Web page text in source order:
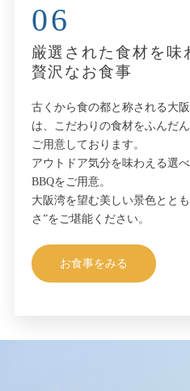
06
厳選された食材を味
贅沢なお食事
古くから食の都と称される大
は、こだわりの食材をふんだ
ご用意しております。
アウトドア気分を味わえる選
BBQをご用意。
大阪湾を望む美しい景色とと
さ”をご堪能ください。
お食事をみる